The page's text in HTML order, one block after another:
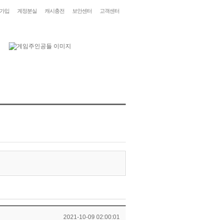
입 계정분실 캐시충전 보안센터 고객센터
2021-10-09 02:00:01